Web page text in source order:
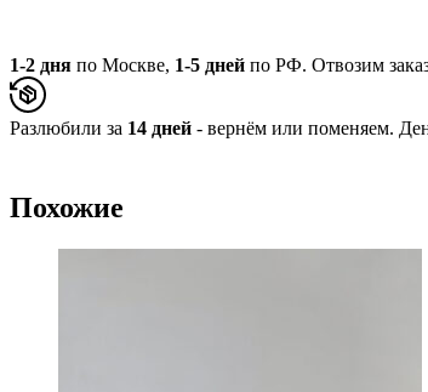
1-2 дня по Москве, 1-5 дней по РФ. Отвозим
Разлюбили за 14 дней - вернём или поменяем.
Похожие